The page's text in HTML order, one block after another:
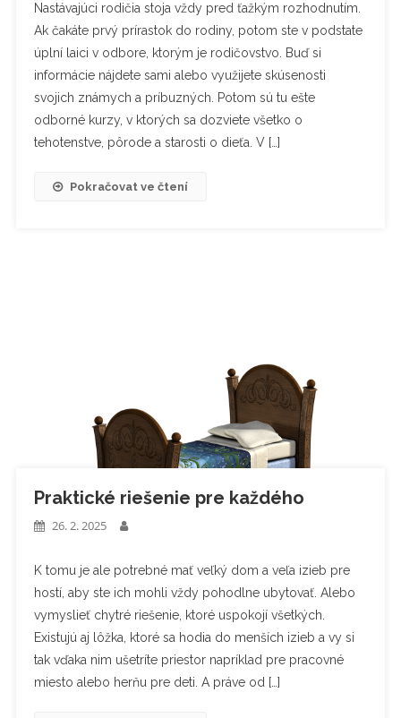
Nastávajúci rodičia stoja vždy pred ťažkým rozhodnutím.
Ak čakáte prvý prírastok do rodiny, potom ste v podstate
úplní laici v odbore, ktorým je rodičovstvo. Buď si
informácie nájdete sami alebo využijete skúsenosti
svojich známych a príbuzných. Potom sú tu ešte
odborné kurzy, v ktorých sa dozviete všetko o
tehotenstve, pôrode a starosti o dieťa. V […]
Pokračovat ve čtení
Praktické riešenie pre každého
26. 2. 2025
K tomu je ale potrebné mať veľký dom a veľa izieb pre
hostí, aby ste ich mohli vždy pohodlne ubytovať. Alebo
vymyslieť chytré riešenie, ktoré uspokojí všetkých.
Existujú aj lôžka, ktoré sa hodia do menších izieb a vy si
tak vďaka nim ušetríte priestor napríklad pre pracovné
miesto alebo herňu pre deti. A práve od […]